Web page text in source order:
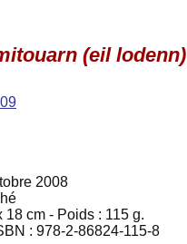
(eil lodenn)
2008
18 cm - Poids : 115 g.
: 978-2-86824-115-8